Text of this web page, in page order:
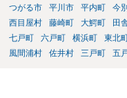
つがる市
平川市 平内町 今
西目屋村
藤崎町 大鰐町 田
七戸町
六戸町 横浜町 東北
風間浦村
佐井村 三戸町 五